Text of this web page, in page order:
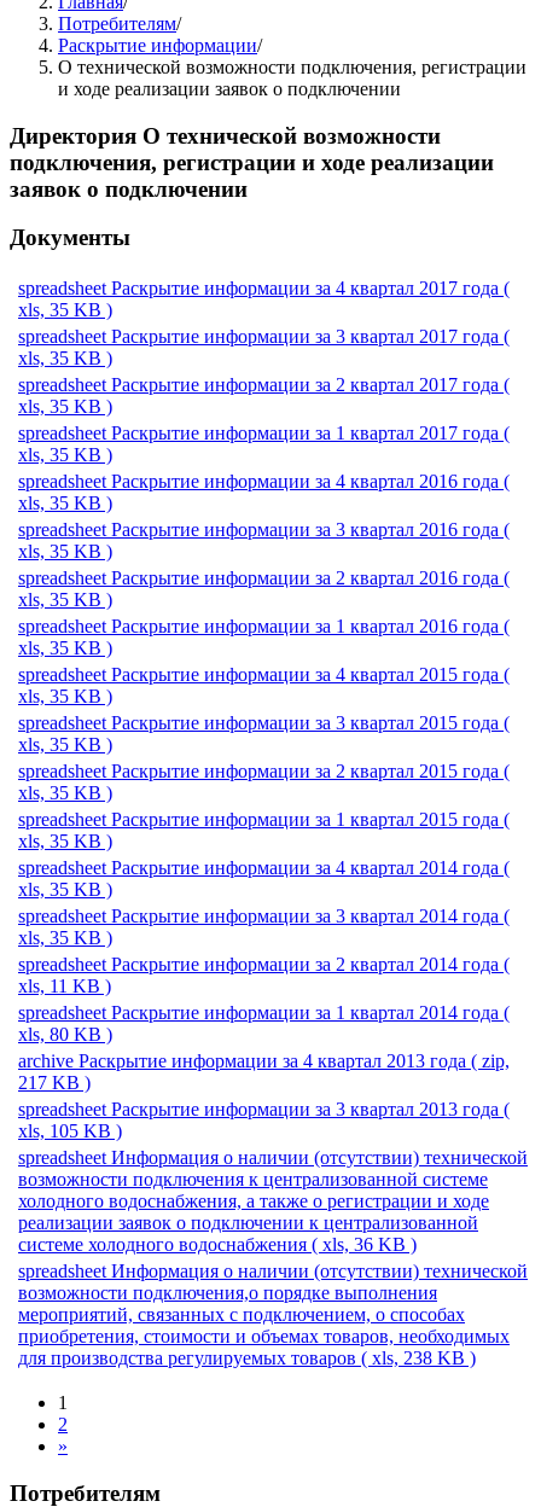
Потребителям/
Раскрытие информации/
О технической возможности подключения, регистрации
и ходе реализации заявок о подключении
Директория О технической возможности
подключения, регистрации и ходе реализации
заявок о подключении
Документы
spreadsheet Раскрытие информации за 4 квартал 2017 года (
xls, 35 KB )
spreadsheet Раскрытие информации за 3 квартал 2017 года (
xls, 35 KB )
spreadsheet Раскрытие информации за 2 квартал 2017 года (
xls, 35 KB )
spreadsheet Раскрытие информации за 1 квартал 2017 года (
xls, 35 KB )
spreadsheet Раскрытие информации за 4 квартал 2016 года (
xls, 35 KB )
spreadsheet Раскрытие информации за 3 квартал 2016 года (
xls, 35 KB )
spreadsheet Раскрытие информации за 2 квартал 2016 года (
xls, 35 KB )
spreadsheet Раскрытие информации за 1 квартал 2016 года (
xls, 35 KB )
spreadsheet Раскрытие информации за 4 квартал 2015 года (
xls, 35 KB )
spreadsheet Раскрытие информации за 3 квартал 2015 года (
xls, 35 KB )
spreadsheet Раскрытие информации за 2 квартал 2015 года (
xls, 35 KB )
spreadsheet Раскрытие информации за 1 квартал 2015 года (
xls, 35 KB )
spreadsheet Раскрытие информации за 4 квартал 2014 года (
xls, 35 KB )
spreadsheet Раскрытие информации за 3 квартал 2014 года (
xls, 35 KB )
spreadsheet Раскрытие информации за 2 квартал 2014 года (
xls, 11 KB )
spreadsheet Раскрытие информации за 1 квартал 2014 года (
xls, 80 KB )
archive Раскрытие информации за 4 квартал 2013 года ( zip,
217 KB )
spreadsheet Раскрытие информации за 3 квартал 2013 года (
xls, 105 KB )
spreadsheet Информация о наличии (отсутствии) технической
возможности подключения к централизованной системе
холодного водоснабжения, а также о регистрации и ходе
реализации заявок о подключении к централизованной
системе холодного водоснабжения ( xls, 36 KB )
spreadsheet Информация о наличии (отсутствии) технической
возможности подключения,о порядке выполнения
мероприятий, связанных с подключением, о способах
приобретения, стоимости и объемах товаров, необходимых
для производства регулируемых товаров ( xls, 238 KB )
1
2
»
Потребителям